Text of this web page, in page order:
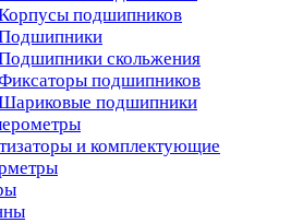
подшипников
скольжения
подшипников
подшипники
и комплектующие